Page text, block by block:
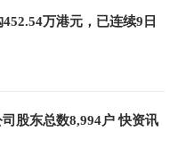
万港元，已连续9日
股东总数8,994户 快资讯